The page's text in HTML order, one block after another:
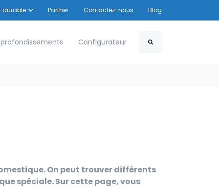
Le développement durable
durable Partner Contactez-nous Blog
Secteurs Configurateur
On peut trouver différents
spéciale. Sur cette page, vous